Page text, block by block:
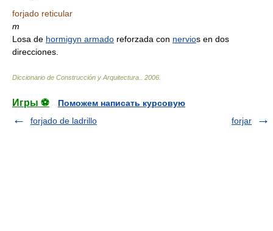
forjado reticular
m
Losa de hormigуn armado reforzada con nervios en dos
direcciones.
Diccionario de Construcción y Arquitectura. 2006
Игры ⚽
Поможем написать курсовую
forjado de ladrillo
forjar